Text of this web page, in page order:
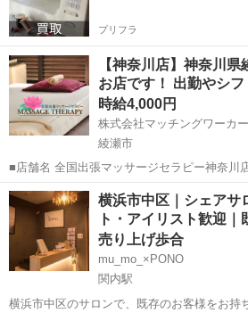
プリフラ
【神奈川店】神奈川
お店です！ 出勤やシ
時給4,000円
株式会社マッチングワーカー
綾瀬市
■店舗名 全国出張マッサージセラピー神奈川
https://massageserapijapan.wixsite.com/kanagawa ■業種 出
ージ ■仕事内容 各派遣エリアのお客様のご...
神奈川 綾瀬市 マッサージ 居場所
横浜市中区｜シェアサ
ト・アイリスト歓迎｜
売り上げ歩合
mu_mo_×PONO
関内駅
横浜市中区のサロンで、既存のお客様をお持